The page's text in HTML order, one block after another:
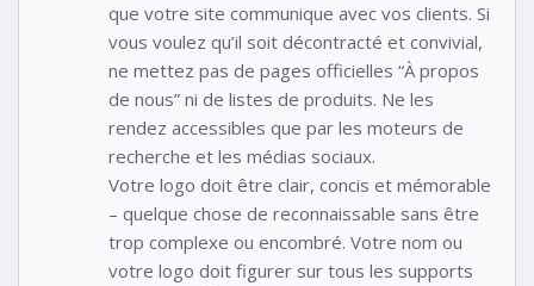
que votre site communique avec vos clients. Si
vous voulez qu’il soit décontracté et convivial,
ne mettez pas de pages officielles “À propos
de nous” ni de listes de produits. Ne les
rendez accessibles que par les moteurs de
recherche et les médias sociaux.
Votre logo doit être clair, concis et mémorable
– quelque chose de reconnaissable sans être
trop complexe ou encombré. Votre nom ou
votre logo doit figurer sur tous les supports